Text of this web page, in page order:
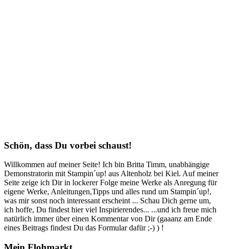
Schön, dass Du vorbei schaust!
Willkommen auf meiner Seite! Ich bin Britta Timm, unabhängige
Demonstratorin mit Stampin´up! aus Altenholz bei Kiel. Auf meiner
Seite zeige ich Dir in lockerer Folge meine Werke als Anregung für
eigene Werke, Anleitungen,Tipps und alles rund um Stampin´up!,
was mir sonst noch interessant erscheint ... Schau Dich gerne um,
ich hoffe, Du findest hier viel Inspirierendes... ...und ich freue mich
natürlich immer über einen Kommentar von Dir (gaaanz am Ende
eines Beitrags findest Du das Formular dafür ;-) ) !